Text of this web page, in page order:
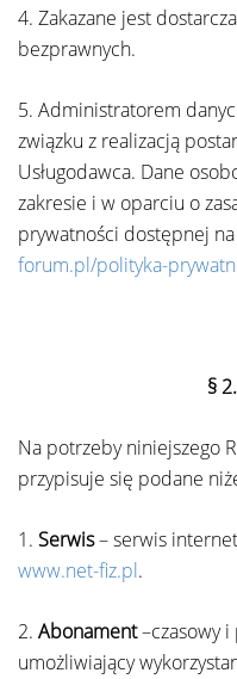
4. Zakazane jest
bezprawnych.
5. Administratorem
związku z realizacją
Usługodawca. Dane
zakresie i w oparciu o
prywatności dostępnej
forum.pl/polityka-
§ 2.
Na potrzeby niniejszego
przypisuje się podane
1. Serwis– serwis
www.net-fiz.pl.
2. Abonament–czasowy i
umożliwiający